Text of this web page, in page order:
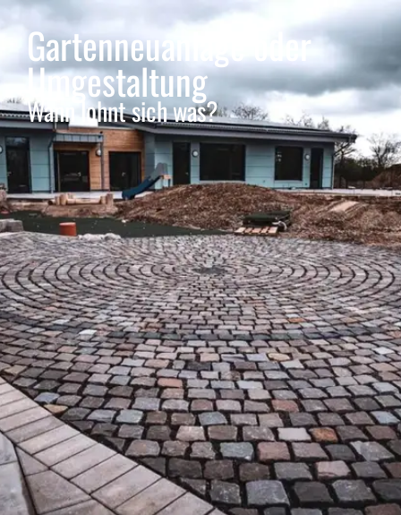
Gartenneuanlage oder
Umgestaltung
Wann lohnt sich was?